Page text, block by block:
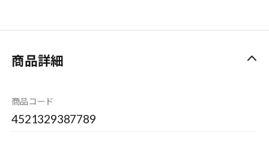
商品詳細
商品コード
4521329387789